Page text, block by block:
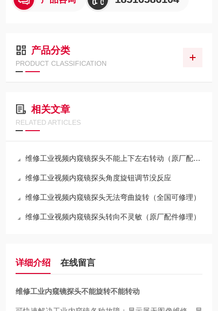
产品分类
PRODUCT CLASSIFICATION
相关文章
RELATED ARTICLES
维修工业视频内窥镜探头不能上下左右转动（原厂配件修理）
维修工业视频内窥镜探头角度旋钮调节没反应
维修工业视频内窥镜探头无法弯曲旋转（全国可修理）
维修工业视频内窥镜探头转向不灵敏（原厂配件修理）
详细介绍 在线留言
维修工业内窥镜探头不能旋转不能转动